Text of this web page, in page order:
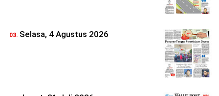
Selasa, 4 Agustus 2026